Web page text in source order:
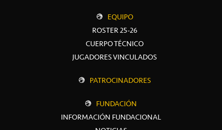
EQUIPO
ROSTER 25-26
CUERPO TÉCNICO
JUGADORES VINCULADOS
PATROCINADORES
FUNDACIÓN
INFORMACIÓN FUNDACIONAL